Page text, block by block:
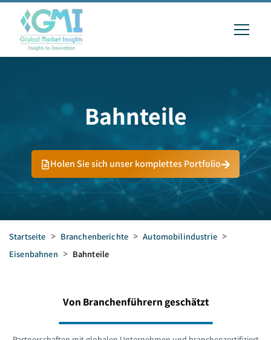
Bahnteile
Holen Sie sich unser komplettes Portfolio
Startseite > Branchenberichte > Automobilindustrie >
Eisenbahnen > Bahnteile
Von Branchenführern geschätzt